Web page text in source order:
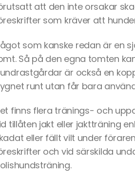
att den inte orsakar
som kräver att
som kanske redan är en
Så på den egna tomten
är också en
runt utan får bara
finns flera tränings- och
tillåten jakt eller jaktträning
eller fällt vilt under
och vid särskilda